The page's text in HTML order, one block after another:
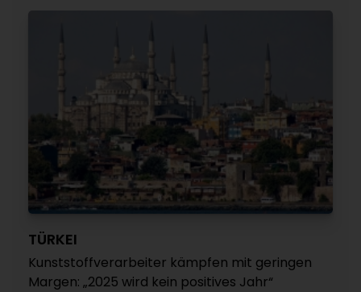
TÜRKEI
Kunststoffverarbeiter kämpfen mit geringen
Margen: „2025 wird kein positives Jahr“